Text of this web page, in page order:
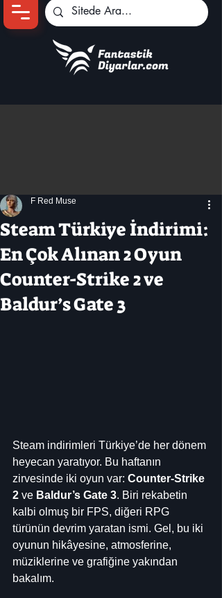
Black Desert İncelemeler
Dizi-Film Haberleri
Steam Türkiye İndirimi:
En Çok Alınan 2 Oyun
Counter-Strike 2 ve
Baldur’s Gate 3
F Red Muse
Steam indirimleri Türkiye’de her dönem
heyecan yaratıyor. Bu haftanın
zirvesinde iki oyun var: Counter-Strike
2 ve Baldur’s Gate 3. Biri rekabetin
kalbi olmuş bir FPS, diğeri RPG
türünün devrim yaratan ismi. Gel, bu iki
oyunun hikâyesine, atmosferine,
müziklerine ve grafiğine yakından
bakalım.